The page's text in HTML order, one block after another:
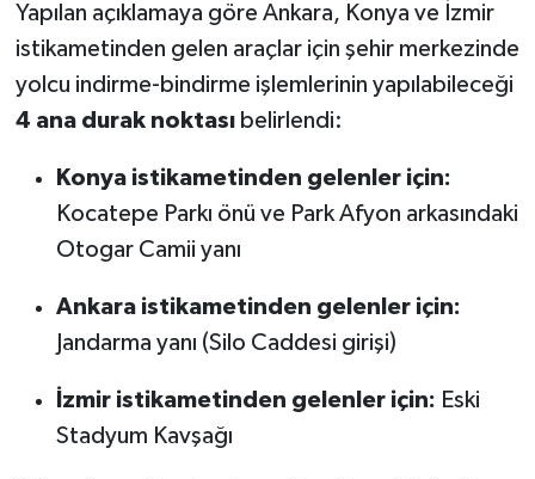
Yapılan açıklamaya göre Ankara, Konya ve İzmir
istikametinden gelen araçlar için şehir merkezinde
yolcu indirme-bindirme işlemlerinin yapılabileceği
4 ana durak noktasıbelirlendi:
Konya istikametinden gelenler için:
Kocatepe Parkı önü ve Park Afyon arkasındaki
Otogar Camii yanı
Ankara istikametinden gelenler için:
Jandarma yanı (Silo Caddesi girişi)
İzmir istikametinden gelenler için: Eski
Stadyum Kavşağı